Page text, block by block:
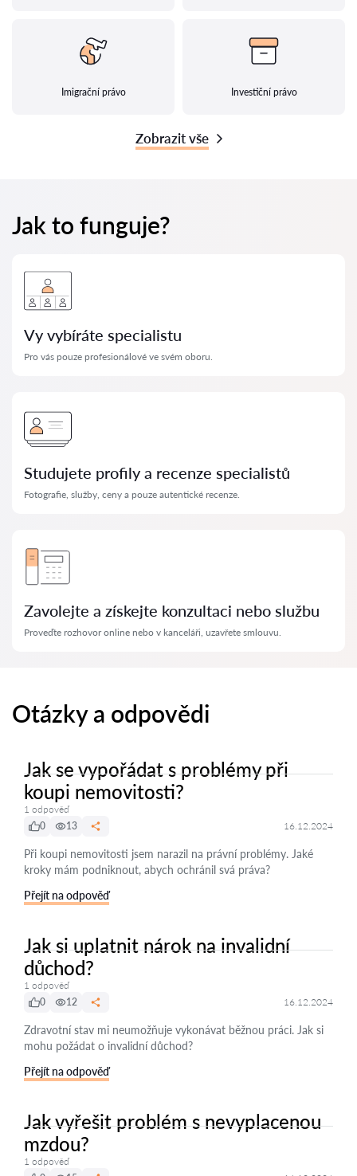
Imigrační právo Investiční právo
Zobrazit vše
Jak to funguje?
Vy vybíráte specialistu
Pro vás pouze profesionálové ve svém oboru.
Studujete profily a recenze specialistů
Fotografie, služby, ceny a pouze autentické recenze.
Zavolejte a získejte konzultaci nebo službu
Proveďte rozhovor online nebo v kanceláři, uzavřete smlouvu.
Otázky a odpovědi
Jak se vypořádat s problémy při
koupi nemovitosti?
1 odpověď
0
13 16.12.2024
Při koupi nemovitosti jsem narazil na právní problémy. Jaké
kroky mám podniknout, abych ochránil svá práva?
Přejít na odpověď
Jak si uplatnit nárok na invalidní
důchod?
1 odpověď
0
12 16.12.2024
Zdravotní stav mi neumožňuje vykonávat běžnou práci. Jak si
mohu požádat o invalidní důchod?
Přejít na odpověď
Jak vyřešit problém s nevyplacenou
mzdou?
1 odpověď